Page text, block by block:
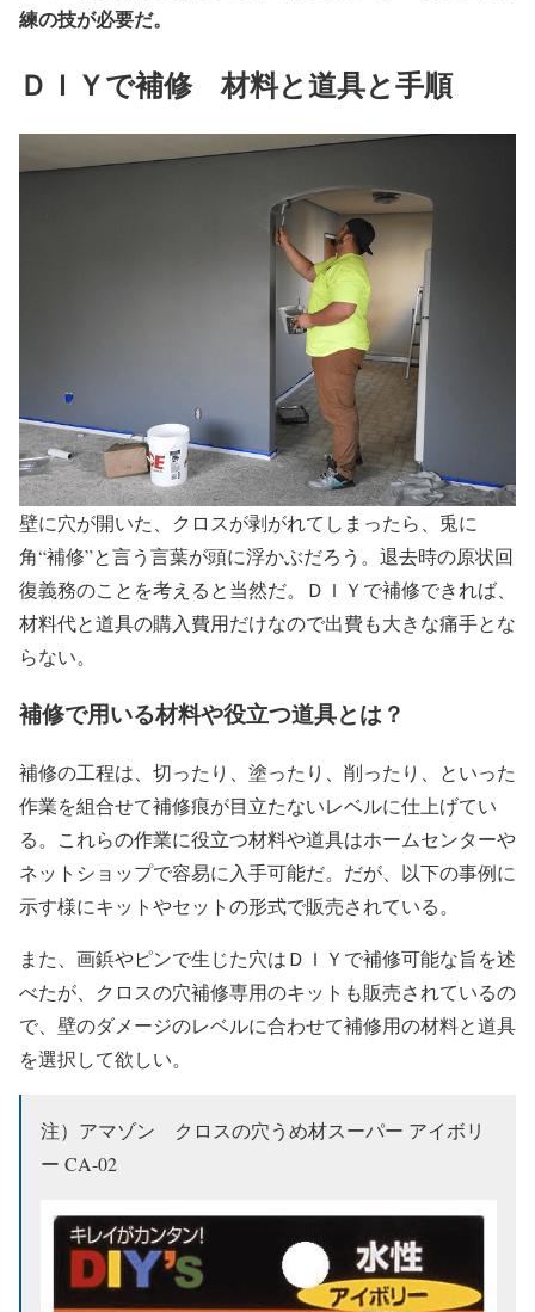
練の技が必要だ。
ＤＩＹで補修 材料と道具と手順
壁に穴が開いた、クロスが剥がれてしまったら、兎に
角“補修”と言う言葉が頭に浮かぶだろう。退去時の原状回
復義務のことを考えると当然だ。ＤＩＹで補修できれば、
材料代と道具の購入費用だけなので出費も大きな痛手とな
らない。
補修で用いる材料や役立つ道具とは？
補修の工程は、切ったり、塗ったり、削ったり、といった
作業を組合せて補修痕が目立たないレベルに仕上げてい
る。これらの作業に役立つ材料や道具はホームセンターや
ネットショップで容易に入手可能だ。だが、以下の事例に
示す様にキットやセットの形式で販売されている。
また、画鋲やピンで生じた穴はＤＩＹで補修可能な旨を述
べたが、クロスの穴補修専用のキットも販売されているの
で、壁のダメージのレベルに合わせて補修用の材料と道具
を選択して欲しい。
注）アマゾン クロスの穴うめ材スーパー アイボリ
ー CA-02